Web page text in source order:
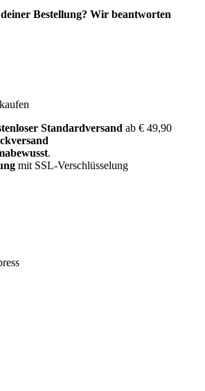
Bestellung? Wir beantworten
Standardversand ab € 49,90
.
mit SSL-Verschlüsselung